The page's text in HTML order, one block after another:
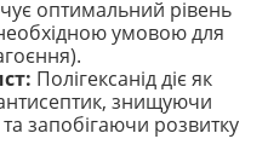
оптимальний рівень
умовою для
Полігексанід діє як
знищуючи
запобігаючи розвитку